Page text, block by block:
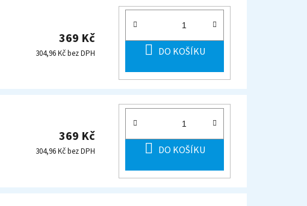
369 Kč
304,96 Kč bez DPH DO KOŠÍKU
369 Kč
304,96 Kč bez DPH DO KOŠÍKU